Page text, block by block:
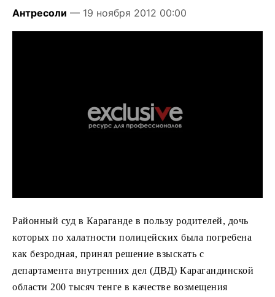
Антресоли — 19 ноября 2012 00:00
Районный суд в Караганде в пользу родителей, дочь
которых по халатности полицейских была погребена
как безродная, принял решение взыскать с
департамента внутренних дел (ДВД) Карагандинской
области 200 тысяч тенге в качестве возмещения